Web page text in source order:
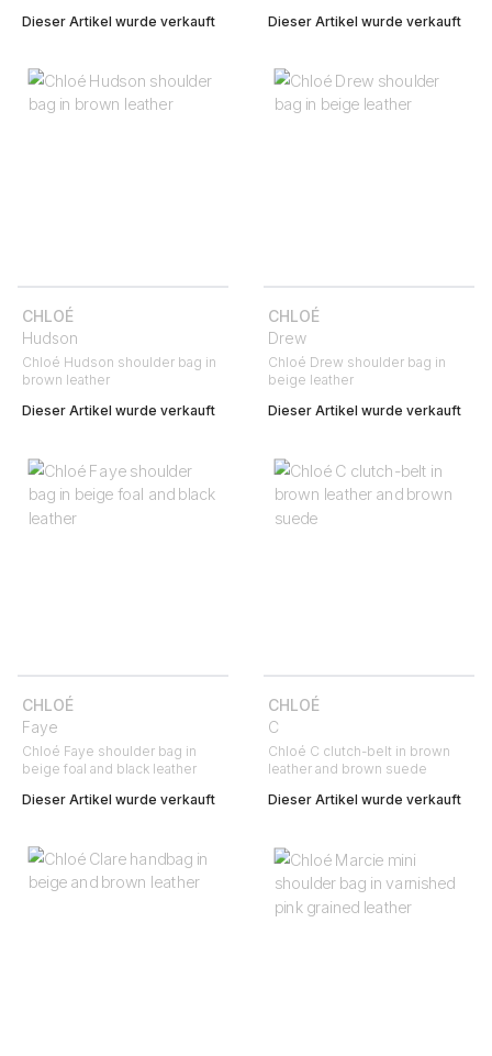
Dieser Artikel wurde verkauft
Dieser Artikel wurde verkauft
CHLOÉ
Hudson
Chloé Hudson shoulder bag in
brown leather
Dieser Artikel wurde verkauft
CHLOÉ
Drew
Chloé Drew shoulder bag in
beige leather
Dieser Artikel wurde verkauft
CHLOÉ
Faye
Chloé Faye shoulder bag in
beige foal and black leather
Dieser Artikel wurde verkauft
CHLOÉ
C
Chloé C clutch-belt in brown
leather and brown suede
Dieser Artikel wurde verkauft